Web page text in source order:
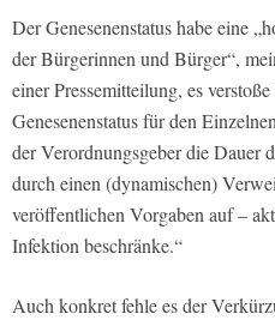
Der Genesenenstatus habe eine
der Bürgerinnen und Bürger“,
einer Pressemitteilung, es
Genesenenstatus für den
der Verordnungsgeber die Dauer
durch einen (dynamischen)
veröffentlichen Vorgaben auf –
Infektion beschränke.“
Auch konkret fehle es der